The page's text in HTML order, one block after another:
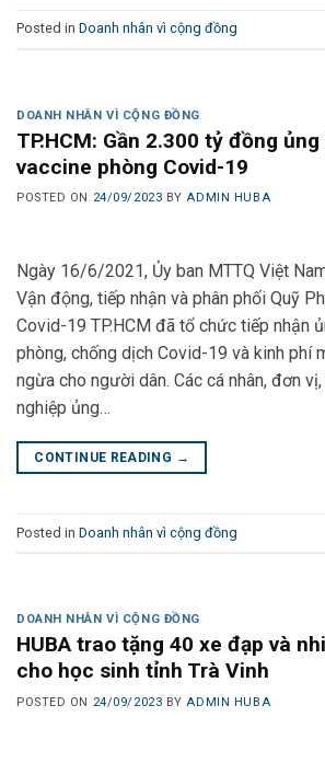
Posted in Doanh nhân vì cộng đồng
DOANH NHÂN VÌ CỘNG ĐỒNG
TP.HCM: Gần 2.300 tỷ đồng
vaccine phòng Covid-19
POSTED ON 24/09/2023 BYADMIN HUBA
Ngày 16/6/2021, Ủy ban MTTQ Việt
Vận động, tiếp nhận và phân phối Quỹ
Covid-19 TP.HCM đã tổ chức tiếp nhận
phòng, chống dịch Covid-19 và kinh phí
ngừa cho người dân. Các cá nhân, đơn
nghiệp ủng…
CONTINUE READING →
Posted in Doanh nhân vì cộng đồng
DOANH NHÂN VÌ CỘNG ĐỒNG
HUBA trao tặng 40 xe đạp và
cho học sinh tỉnh Trà Vinh
POSTED ON 24/09/2023 BY ADMIN HUBA